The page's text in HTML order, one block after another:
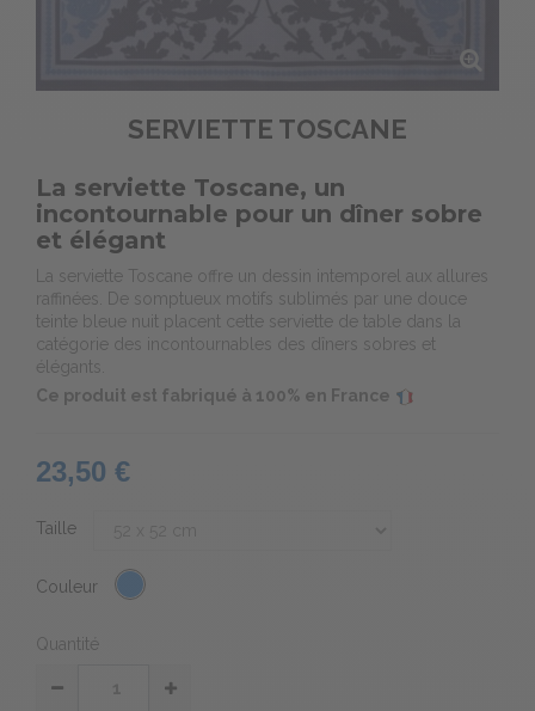
SERVIETTE TOSCANE
La serviette Toscane, un
incontournable pour un dîner sobre
et élégant
La serviette Toscane offre un dessin intemporel aux allures
raffinées. De somptueux motifs sublimés par une douce
teinte bleue nuit placent cette serviette de table dans la
catégorie des incontournables des dîners sobres et
élégants.
Ce produit est fabriqué à 100% en France
23,50 €
Taille
Couleur
Quantité